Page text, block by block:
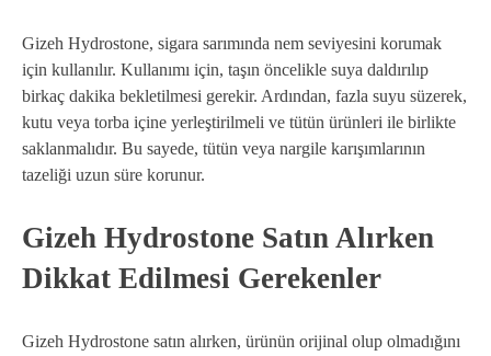
Gizeh Hydrostone, sigara sarımında nem seviyesini korumak
için kullanılır. Kullanımı için, taşın öncelikle suya daldırılıp
birkaç dakika bekletilmesi gerekir. Ardından, fazla suyu süzerek,
kutu veya torba içine yerleştirilmeli ve tütün ürünleri ile birlikte
saklanmalıdır. Bu sayede, tütün veya nargile karışımlarının
tazeliği uzun süre korunur.
Gizeh Hydrostone Satın Alırken
Dikkat Edilmesi Gerekenler
Gizeh Hydrostone satın alırken, ürünün orijinal olup olmadığını